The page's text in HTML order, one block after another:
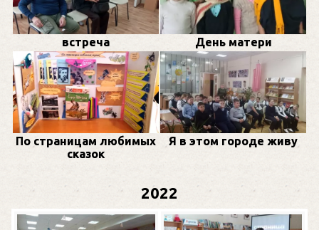
встреча День матери
По страницам любимых
сказок
Я в этом городе живу
2022